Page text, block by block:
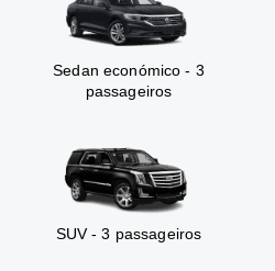
Sedan económico - 3
passageiros
SUV - 3 passageiros